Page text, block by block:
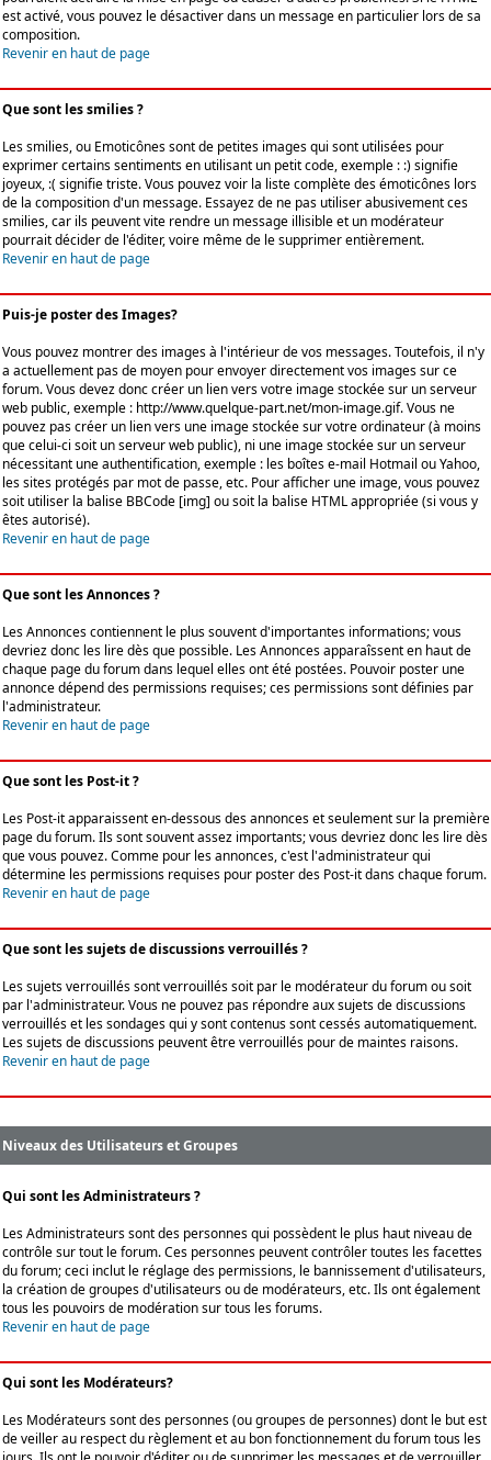
est activé, vous pouvez le désactiver dans un message en particulier lors de sa
composition.
Revenir en haut de page
Que sont les smilies ?
Les smilies, ou Emoticônes sont de petites images qui sont utilisées pour
exprimer certains sentiments en utilisant un petit code, exemple : :) signifie
joyeux, :( signifie triste. Vous pouvez voir la liste complète des émoticônes lors
de la composition d'un message. Essayez de ne pas utiliser abusivement ces
smilies, car ils peuvent vite rendre un message illisible et un modérateur
pourrait décider de l'éditer, voire même de le supprimer entièrement.
Revenir en haut de page
Puis-je poster des Images?
Vous pouvez montrer des images à l'intérieur de vos messages. Toutefois, il n'y
a actuellement pas de moyen pour envoyer directement vos images sur ce
forum. Vous devez donc créer un lien vers votre image stockée sur un serveur
web public, exemple : http://www.quelque-part.net/mon-image.gif. Vous ne
pouvez pas créer un lien vers une image stockée sur votre ordinateur (à moins
que celui-ci soit un serveur web public), ni une image stockée sur un serveur
nécessitant une authentification, exemple : les boîtes e-mail Hotmail ou Yahoo,
les sites protégés par mot de passe, etc. Pour afficher une image, vous pouvez
soit utiliser la balise BBCode [img] ou soit la balise HTML appropriée (si vous y
êtes autorisé).
Revenir en haut de page
Que sont les Annonces ?
Les Annonces contiennent le plus souvent d'importantes informations; vous
devriez donc les lire dès que possible. Les Annonces apparaîssent en haut de
chaque page du forum dans lequel elles ont été postées. Pouvoir poster une
annonce dépend des permissions requises; ces permissions sont définies par
l'administrateur.
Revenir en haut de page
Que sont les Post-it ?
Les Post-it apparaissent en-dessous des annonces et seulement sur la première
page du forum. Ils sont souvent assez importants; vous devriez donc les lire dès
que vous pouvez. Comme pour les annonces, c'est l'administrateur qui
détermine les permissions requises pour poster des Post-it dans chaque forum.
Revenir en haut de page
Que sont les sujets de discussions verrouillés ?
Les sujets verrouillés sont verrouillés soit par le modérateur du forum ou soit
par l'administrateur. Vous ne pouvez pas répondre aux sujets de discussions
verrouillés et les sondages qui y sont contenus sont cessés automatiquement.
Les sujets de discussions peuvent être verrouillés pour de maintes raisons.
Revenir en haut de page
Niveaux des Utilisateurs et Groupes
Qui sont les Administrateurs ?
Les Administrateurs sont des personnes qui possèdent le plus haut niveau de
contrôle sur tout le forum. Ces personnes peuvent contrôler toutes les facettes
du forum; ceci inclut le réglage des permissions, le bannissement d'utilisateurs,
la création de groupes d'utilisateurs ou de modérateurs, etc. Ils ont également
tous les pouvoirs de modération sur tous les forums.
Revenir en haut de page
Qui sont les Modérateurs?
Les Modérateurs sont des personnes (ou groupes de personnes) dont le but est
de veiller au respect du règlement et au bon fonctionnement du forum tous les